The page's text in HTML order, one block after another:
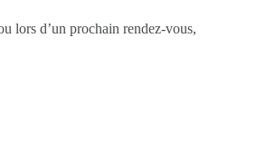
lors d’un prochain rendez‑vous,